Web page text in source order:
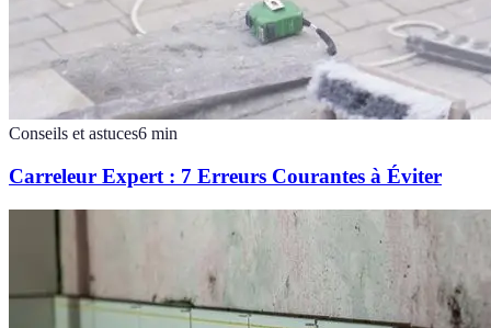
Conseils et astuces6 min
Carreleur Expert : 7 Erreurs Courantes à Éviter